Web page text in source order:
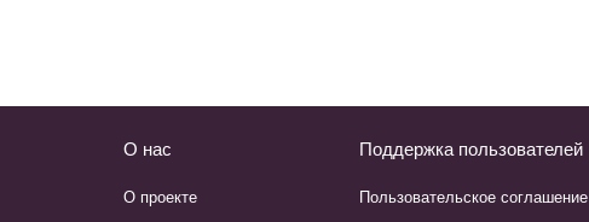
О нас
О проекте
Поддержка пользователей
Пользовательское соглашение